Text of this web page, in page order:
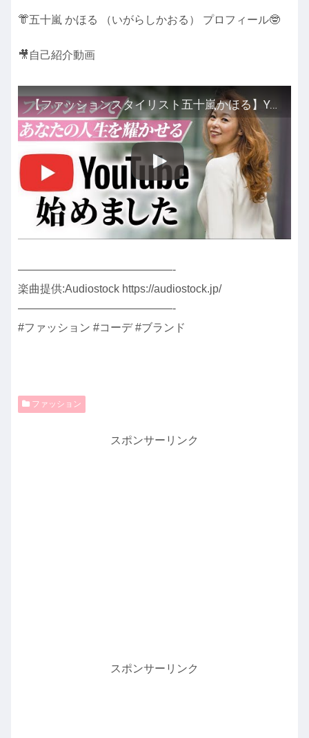
👘五十嵐 かほる （いがらしかおる） プロフィール🤓
🎥自己紹介動画
【ファッションスタイリスト五十嵐かほる】YouTubeチャンネルはじめました♡
——————————————-
楽曲提供:Audiostock https://audiostock.jp/
——————————————-
#ファッション #コーデ #ブランド
ファッション
スポンサーリンク
スポンサーリンク